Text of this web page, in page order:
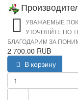
УВАЖАЕМЫЕ
УТОЧНЯЙТЕ ПО
БЛАГОДАРИМ ЗА
2 700.00 RUB
В корзину